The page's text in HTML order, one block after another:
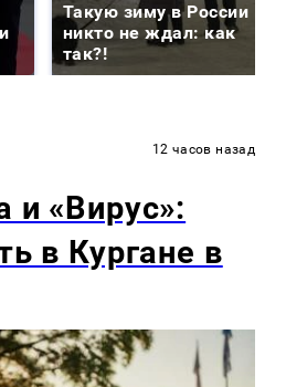
Такую зиму в России
никто не ждал: как
так?!
12 часов назад
и «Вирус»:
в Кургане в